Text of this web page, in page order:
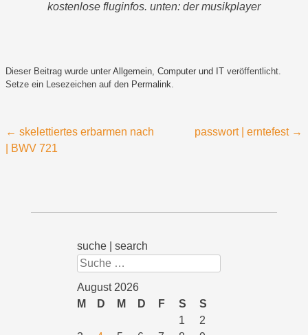
kostenlose fluginfos. unten: der musikplayer
Dieser Beitrag wurde unter Allgemein, Computer und IT veröffentlicht.
Setze ein Lesezeichen auf den Permalink.
Beitragsnavigation
← skelettiertes erbarmen nach
| BWV 721
passwort | erntefest →
suche | search
Suchen
August 2026
M
D M D F S
S
1
2